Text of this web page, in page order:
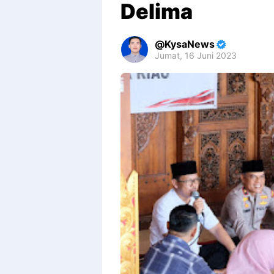
Delima
KysaNews
Jumat, 16 Juni 2023
Premium
By
Raushan
Design
With
Shroff
Templates